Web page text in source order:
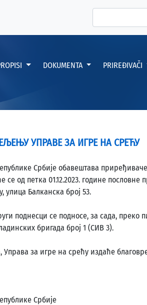
DOKUMENTA PRIREĐIVAČI
УПРАВЕ ЗА ИГРЕ НА СРЕЋУ
Србије обавештава
се од петка 01.12.2023. године пословне
улица Балканска број 53.
поднесци се подносе, за сада, преко
бригада број 1 (СИВ 3).
за игре на срећу издаће
Србије